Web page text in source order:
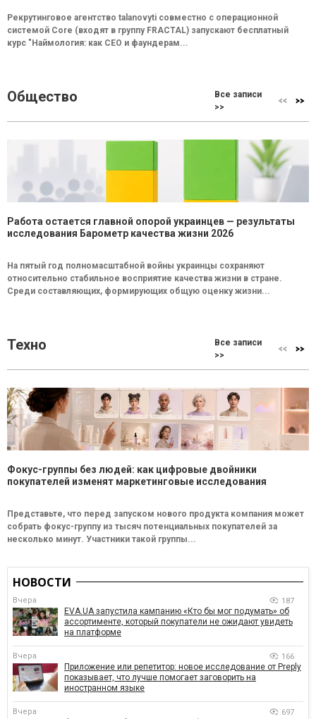
Рекрутинговое агентство talanovyti совместно с операционной
системой Core (входят в группу FRACTAL) запускают бесплатный
курс "Наймология: как СEO и фаундерам...
Общество
Все записи
>>
Работа остается главной опорой украинцев — результаты
исследования Барометр качества жизни 2026
На пятый год полномасштабной войны украинцы сохраняют
относительно стабильное восприятие качества жизни в стране.
Среди составляющих, формирующих общую оценку жизни...
Техно
Все записи
>>
Фокус-группы без людей: как цифровые двойники
покупателей изменят маркетинговые исследования
Представьте, что перед запуском нового продукта компания может
собрать фокус-группу из тысяч потенциальных покупателей за
несколько минут. Участники такой группы...
НОВОСТИ
Вчера 187
EVA.UA запустила кампанию «Кто бы мог подумать» об
ассортименте, который покупатели не ожидают увидеть
на платформе
Вчера 166
Приложение или репетитор: новое исследование от Preply
показывает, что лучше помогает заговорить на
иностранном языке
Вчера 697